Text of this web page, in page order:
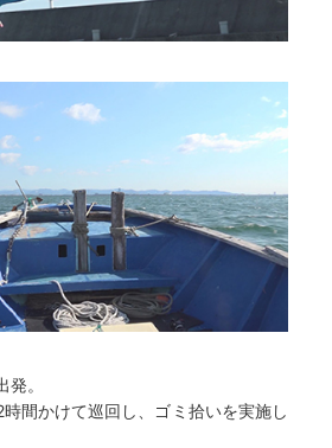
。
間かけて巡回し、ゴミ拾いを実施し